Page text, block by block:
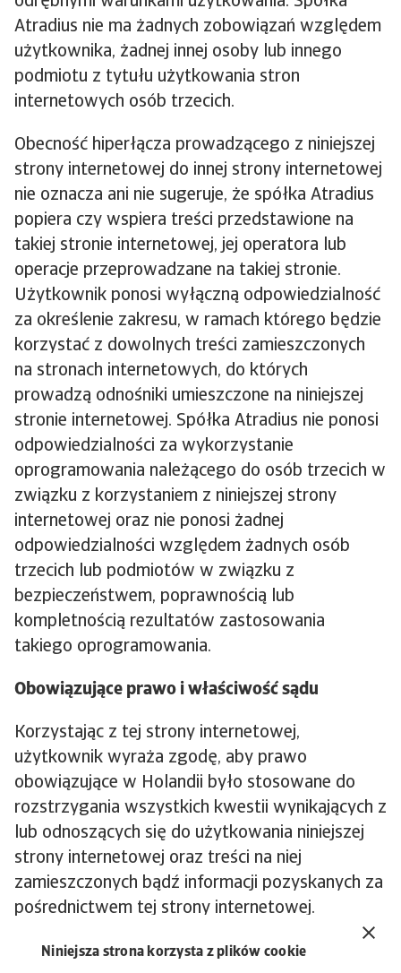
Niniejsza strona korzysta z plików cookie
Atradius nie ma żadnych zobowiązań względem
użytkownika, żadnej innej osoby lub innego
podmiotu z tytułu użytkowania stron
internetowych osób trzecich.
Obecność hiperłącza prowadzącego z niniejszej
strony internetowej do innej strony internetowej
nie oznacza ani nie sugeruje, że spółka Atradius
popiera czy wspiera treści przedstawione na
takiej stronie internetowej, jej operatora lub
operacje przeprowadzane na takiej stronie.
Użytkownik ponosi wyłączną odpowiedzialność
za określenie zakresu, w ramach którego będzie
korzystać z dowolnych treści zamieszczonych
na stronach internetowych, do których
prowadzą odnośniki umieszczone na niniejszej
stronie internetowej. Spółka Atradius nie ponosi
odpowiedzialności za wykorzystanie
oprogramowania należącego do osób trzecich w
związku z korzystaniem z niniejszej strony
internetowej oraz nie ponosi żadnej
odpowiedzialności względem żadnych osób
trzecich lub podmiotów w związku z
bezpieczeństwem, poprawnością lub
kompletnością rezultatów zastosowania
takiego oprogramowania.
Obowiązujące prawo i właściwość sądu
Korzystając z tej strony internetowej,
użytkownik wyraża zgodę, aby prawo
obowiązujące w Holandii było stosowane do
rozstrzygania wszystkich kwestii wynikających z
lub odnoszących się do użytkowania niniejszej
strony internetowej oraz treści na niej
zamieszczonych bądź informacji pozyskanych za
pośrednictwem tej strony internetowej.
podporządkowanie się w takich sprawach w